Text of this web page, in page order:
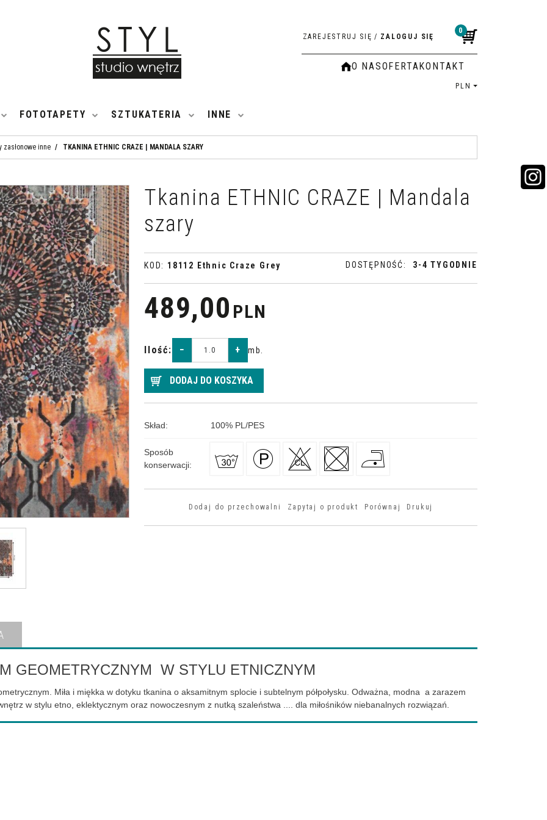
0
ZAREJESTRUJ SIĘ / ZALOGUJ SIĘ
O NASOFERTAKONTAKT
PLN
FOTOTAPETY SZTUKATERIA INNE
zasłonowe inne / TKANINA ETHNIC CRAZE | MANDALA SZARY
>
Tkanina ETHNIC CRAZE | Mandala
szary
KOD: 18112 Ethnic Craze Grey DOSTĘPNOŚĆ: 3-4 TYGODNIE
489,00 PLN
Ilość: − + mb.
DODAJ DO KOSZYKA
Skład: 100% PL/PES
Sposób
konserwacji:
Dodaj do przechowalni Zapytaj o produkt Porównaj Drukuj
GEOMETRYCZNYM W STYLU ETNICZNYM
Miła i miękka w dotyku tkanina o aksamitnym splocie i subtelnym półpołysku. Odważna, modna a zarazem
w stylu etno, eklektycznym oraz nowoczesnym z nutką szaleństwa .... dla miłośników niebanalnych rozwiązań.